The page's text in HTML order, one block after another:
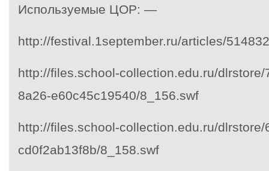
Используемые ЦОР: —
http://festival.1september.ru/articles/
http://files.school-collection.edu.ru/
8a26-e60c45c19540/8_156.swf
http://files.school-collection.edu.ru/
cd0f2ab13f8b/8_158.swf